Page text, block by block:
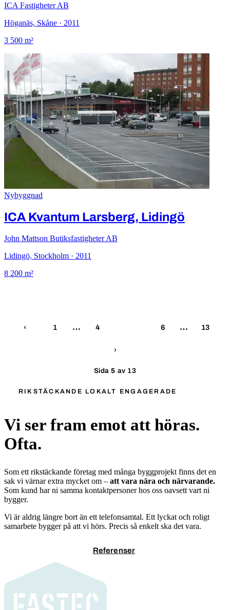
ICA Fastigheter AB
Höganäs, Skåne · 2011
3 500 m²
Nybyggnad
ICA Kvantum Larsberg, Lidingö
John Mattson Butiksfastigheter AB
Lidingö, Stockholm · 2011
8 200 m²
‹ 1 … 4 6 … 13
›
Sida5 av 13
RIKSTÄCKANDE LOKALT ENGAGERADE
Vi ser fram emot att höras.
Ofta.
Som ett rikstäckande företag med många byggprojekt finns det en
sak vi värnar extra mycket om – att vara nära och närvarande.
Som kund har ni samma kontaktpersoner hos oss oavsett vart ni
bygger.
Vi är aldrig längre bort än ett telefonsamtal. Ett lyckat och roligt
samarbete bygger på att vi hörs. Precis så enkelt ska det vara.
Referenser